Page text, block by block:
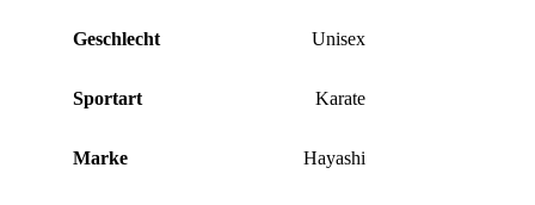
Geschlecht Unisex
Sportart Karate
Marke Hayashi